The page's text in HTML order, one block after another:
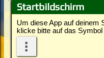
Startbildschirm
Um diese App auf deinem
klicke bitte auf das Symbol